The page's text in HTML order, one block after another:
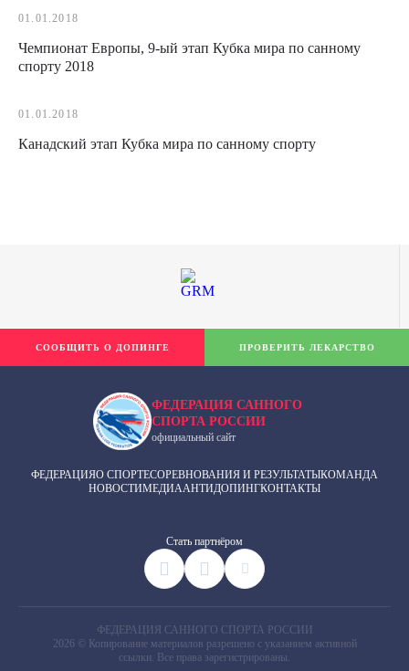
01.01.2018
Чемпионат Европы, 9-ый этап Кубка мира по санному
спорту 2018
01.01.2018
Канадский этап Кубка мира по санному спорту
ФЕДЕРАЦИЯ САННОГО
СПОРТА РОССИИ
официальный сайт
ФЕДЕРАЦИЯО СПОРТЕСОРЕВНОВАНИЯ И РЕЗУЛЬТАТЫКОМАНДА
НОВОСТИМЕДИААНТИДОПИНГКОНТАКТЫ
Cтать партнёром
СООБЩИТЬ О ДОПИНГЕ ПРОВЕРИТЬ ЛЕКАРСТВО
ФЕДЕРАЦИЯ САННОГО СПОРТА РОССИИ
2026 © Копирование материалов разрешено с указанием активной
ссылки. Все права зарегистрированы.